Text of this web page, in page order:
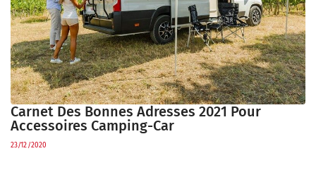
Carnet Des Bonnes Adresses 2021 Pour
Accessoires Camping-Car
23/12/2020